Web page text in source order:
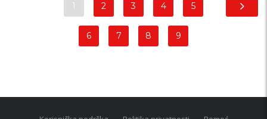
1 2 3 4 5
6 7 8 9